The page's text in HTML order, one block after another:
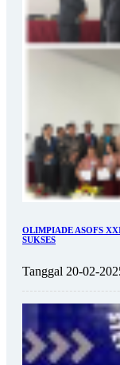
OLIMPIADE ASOFS
SUKSES
Tanggal 20-02-